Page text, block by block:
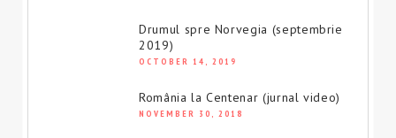
Drumul spre Norvegia (septembrie
2019)
OCTOBER 14, 2019
România la Centenar (jurnal video)
NOVEMBER 30, 2018